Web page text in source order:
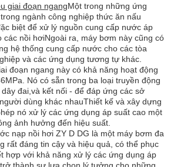
giai đoạn ngangMột trong những ứng
ngành công nghiệp thức ăn nấu
biệt để xử lý nguồn cung cấp nước áp
các nồi hơiNgoài ra, máy bơm này cũng có
hệ thống cung cấp nước cho các tòa
và các ứng dụng tương tự khác.
đoạn ngang này có khả năng hoạt động
Nó có sẵn trong ba loại truyền động
đai,và kết nối - để đáp ứng các sở
dùng khác nhauThiết kế và xây dựng
nó xử lý các ứng dụng áp suất cao một
ảnh hưởng đến hiệu suất.
nạp nồi hơi ZY D DG là một máy bơm đa
rất đáng tin cậy và hiệu quả, có thể phục
hợp với khả năng xử lý các ứng dụng áp
thành sự lựa chọn lý tưởng cho những